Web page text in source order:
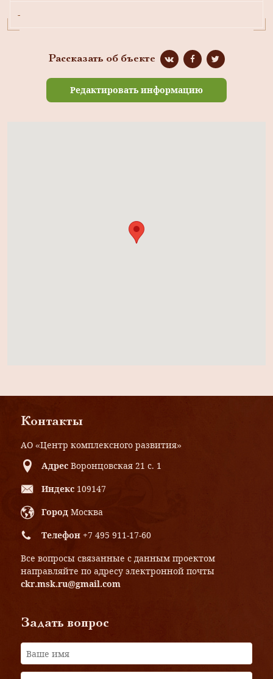
-
Рассказать об бъекте
Редактировать информацию
Контакты
АО «Центр комплексного развития»
Адрес Воронцовская 21 с. 1
Индекс 109147
Город Москва
Телефон +7 495 911-17-60
Все вопросы связанные с данным проектом
направляйте по адресу электронной почты
ckr.msk.ru@gmail.com
Задать вопрос